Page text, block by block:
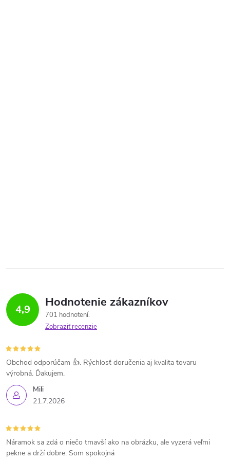
4,9 Hodnotenie zákazníkov
701 hodnotení
Zobraziť recenzie
Mili
21.7.2026
Obchod odporúčam 👍. Rýchlosť doručenia aj kvalita tovaru
výrobná. Ďakujem.
Náramok sa zdá o niečo tmavší ako na obrázku, ale vyzerá veľmi
pekne a drží dobre. Som spokojná